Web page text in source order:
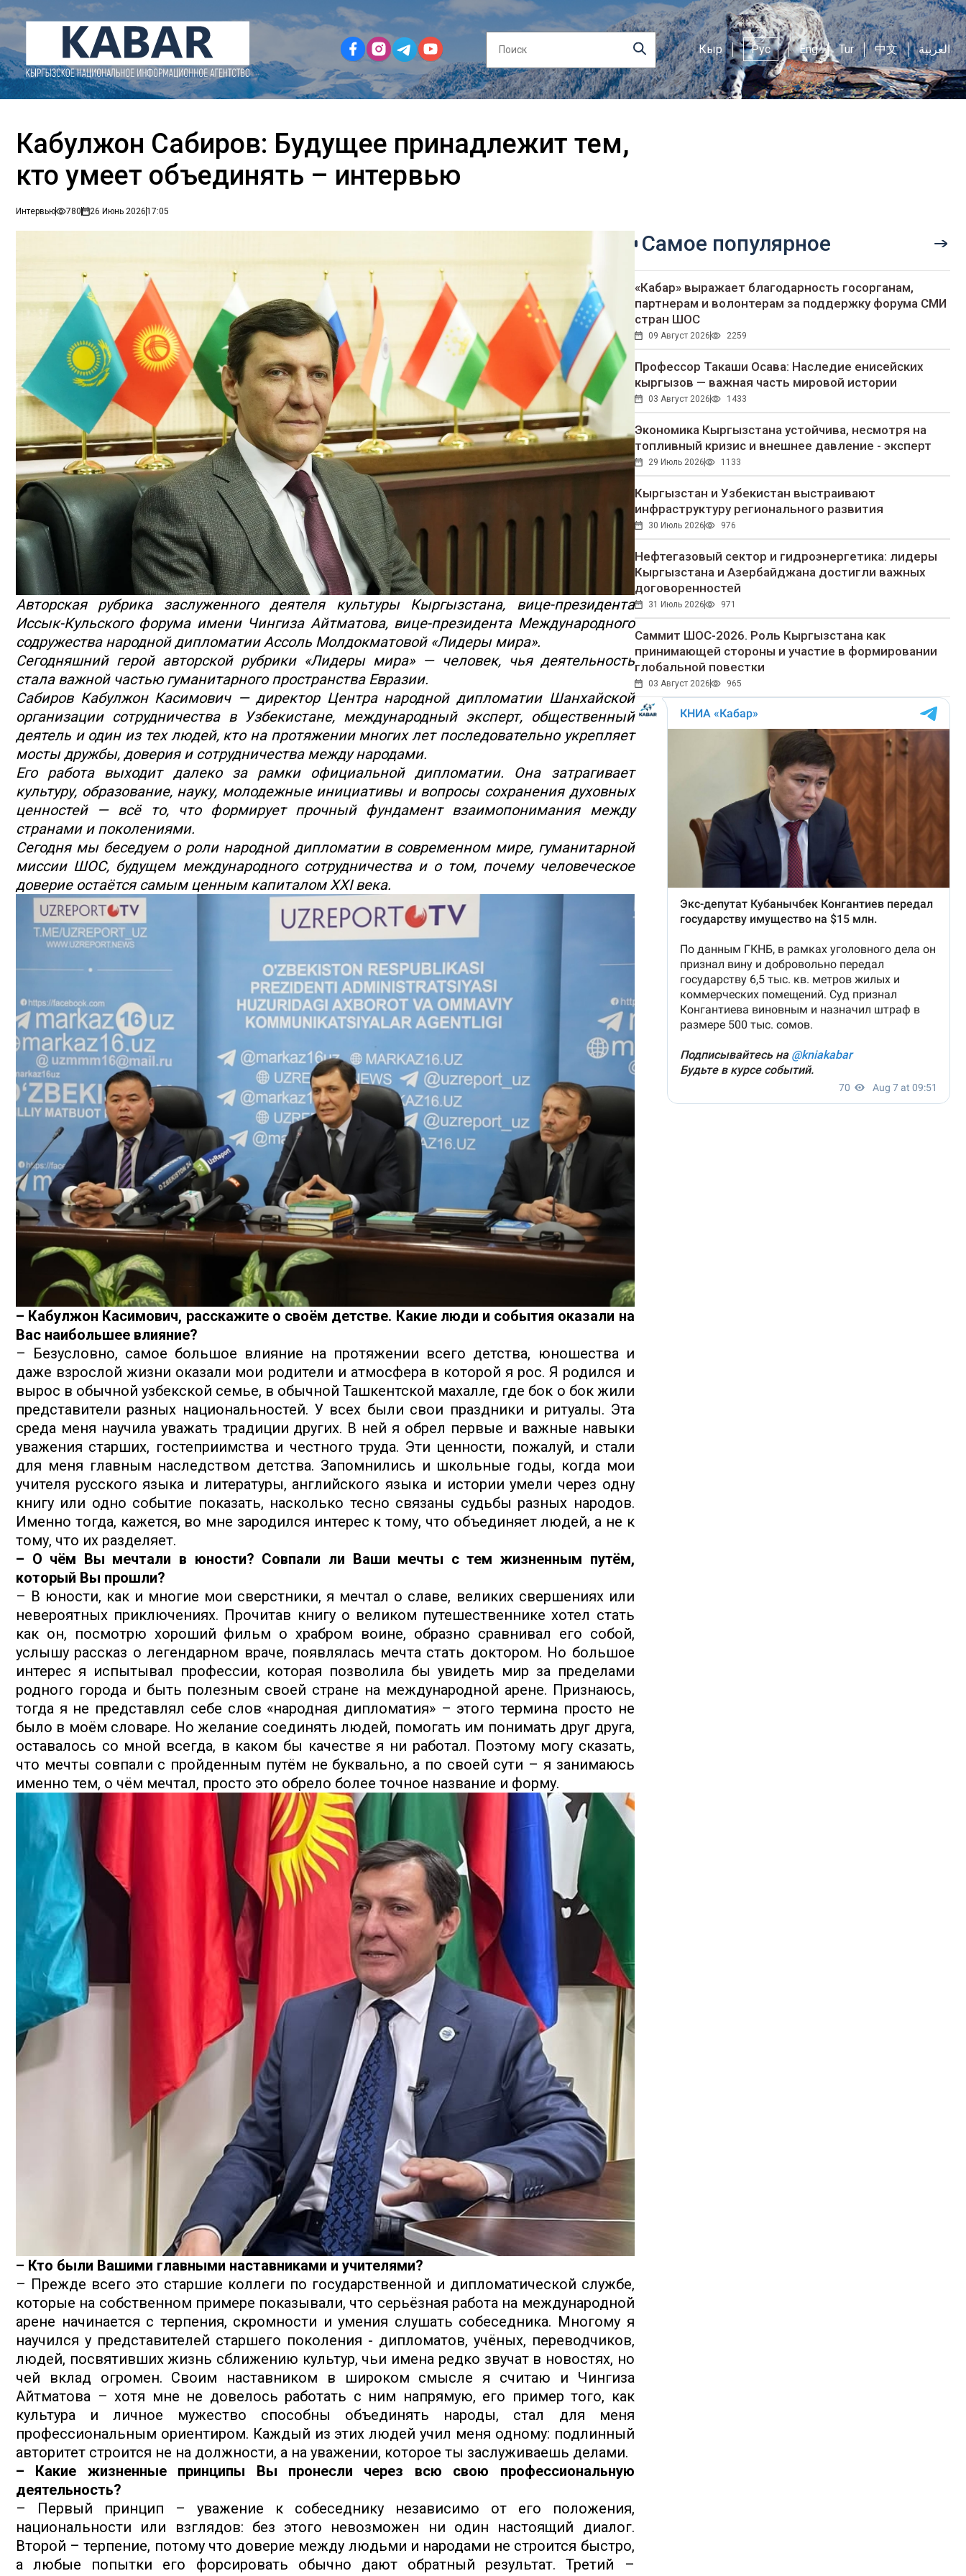
Кыр Рус Eng Tur 中文 العربية
Кабулжон Сабиров: Будущее принадлежит тем,
кто умеет объединять – интервью
Интервью 780 26 Июнь 202617:05
Авторская рубрика заслуженного деятеля культуры Кыргызстана, вице-президента
Иссык-Кульского форума имени Чингиза Айтматова, вице-президента Международного
содружества народной дипломатии Ассоль Молдокматовой «Лидеры мира».
Сегодняшний герой авторской рубрики «Лидеры мира» — человек, чья деятельность
стала важной частью гуманитарного пространства Евразии.
Сабиров Кабулжон Касимович — директор Центра народной дипломатии Шанхайской
организации сотрудничества в Узбекистане, международный эксперт, общественный
деятель и один из тех людей, кто на протяжении многих лет последовательно укрепляет
мосты дружбы, доверия и сотрудничества между народами.
Его работа выходит далеко за рамки официальной дипломатии. Она затрагивает
культуру, образование, науку, молодежные инициативы и вопросы сохранения духовных
ценностей — всё то, что формирует прочный фундамент взаимопонимания между
странами и поколениями.
Сегодня мы беседуем о роли народной дипломатии в современном мире, гуманитарной
миссии ШОС, будущем международного сотрудничества и о том, почему человеческое
доверие остаётся самым ценным капиталом XXI века.
– Кабулжон Касимович, расскажите о своём детстве. Какие люди и события оказали на
Вас наибольшее влияние?
– Безусловно, самое большое влияние на протяжении всего детства, юношества и
даже взрослой жизни оказали мои родители и атмосфера в которой я рос. Я родился и
вырос в обычной узбекской семье, в обычной Ташкентской махалле, где бок о бок жили
представители разных национальностей. У всех были свои праздники и ритуалы. Эта
среда меня научила уважать традиции других. В ней я обрел первые и важные навыки
уважения старших, гостеприимства и честного труда. Эти ценности, пожалуй, и стали
для меня главным наследством детства. Запомнились и школьные годы, когда мои
учителя русского языка и литературы, английского языка и истории умели через одну
книгу или одно событие показать, насколько тесно связаны судьбы разных народов.
Именно тогда, кажется, во мне зародился интерес к тому, что объединяет людей, а не к
тому, что их разделяет.
– О чём Вы мечтали в юности? Совпали ли Ваши мечты с тем жизненным путём,
который Вы прошли?
– В юности, как и многие мои сверстники, я мечтал о славе, великих свершениях или
невероятных приключениях. Прочитав книгу о великом путешественнике хотел стать
как он, посмотрю хороший фильм о храбром воине, образно сравнивал его собой,
услышу рассказ о легендарном враче, появлялась мечта стать доктором. Но большое
интерес я испытывал профессии, которая позволила бы увидеть мир за пределами
родного города и быть полезным своей стране на международной арене. Признаюсь,
тогда я не представлял себе слов «народная дипломатия» – этого термина просто не
было в моём словаре. Но желание соединять людей, помогать им понимать друг друга,
оставалось со мной всегда, в каком бы качестве я ни работал. Поэтому могу сказать,
что мечты совпали с пройденным путём не буквально, а по своей сути – я занимаюсь
именно тем, о чём мечтал, просто это обрело более точное название и форму.
– Кто были Вашими главными наставниками и учителями?
– Прежде всего это старшие коллеги по государственной и дипломатической службе,
которые на собственном примере показывали, что серьёзная работа на международной
арене начинается с терпения, скромности и умения слушать собеседника. Многому я
научился у представителей старшего поколения - дипломатов, учёных, переводчиков,
людей, посвятивших жизнь сближению культур, чьи имена редко звучат в новостях, но
чей вклад огромен. Своим наставником в широком смысле я считаю и Чингиза
Айтматова – хотя мне не довелось работать с ним напрямую, его пример того, как
культура и личное мужество способны объединять народы, стал для меня
профессиональным ориентиром. Каждый из этих людей учил меня одному: подлинный
авторитет строится не на должности, а на уважении, которое ты заслуживаешь делами.
– Какие жизненные принципы Вы пронесли через всю свою профессиональную
деятельность?
– Первый принцип – уважение к собеседнику независимо от его положения,
национальности или взглядов: без этого невозможен ни один настоящий диалог.
Второй – терпение, потому что доверие между людьми и народами не строится быстро,
а любые попытки его форсировать обычно дают обратный результат. Третий –
Самое популярное
«Кабар» выражает благодарность госорганам,
партнерам и волонтерам за поддержку форума СМИ
стран ШОС
09 Август 2026 2259
Профессор Такаши Осава: Наследие енисейских
кыргызов — важная часть мировой истории
03 Август 2026 1433
Экономика Кыргызстана устойчива, несмотря на
топливный кризис и внешнее давление - эксперт
29 Июль 2026 1133
Кыргызстан и Узбекистан выстраивают
инфраструктуру регионального развития
30 Июль 2026 976
Нефтегазовый сектор и гидроэнергетика: лидеры
Кыргызстана и Азербайджана достигли важных
договоренностей
31 Июль 2026 971
Саммит ШОС-2026. Роль Кыргызстана как
принимающей стороны и участие в формировании
глобальной повестки
03 Август 2026 965